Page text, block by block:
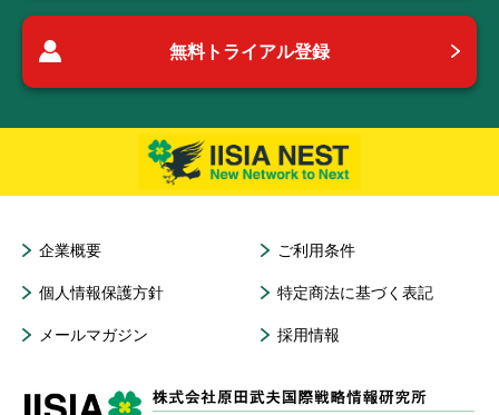
無料トライアル登録
企業概要 ご利用条件
個人情報保護方針 特定商法に基づく表記
メールマガジン 採用情報